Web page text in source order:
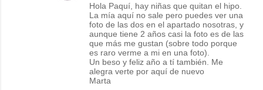
Hola Paquí, hay niñas que quitan el hipo.
La mía aquí no sale pero puedes ver una
foto de las dos en el apartado nosotras, y
aunque tiene 2 años casi la foto es de las
que más me gustan (sobre todo porque
es raro verme a mi en una foto).
Un beso y feliz año a tí también. Me
alegra verte por aquí de nuevo
Marta